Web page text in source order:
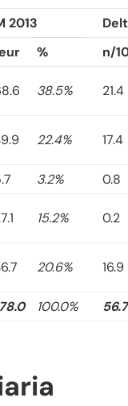
2013
%
n/
38.5% 21.4
22.4% 17.4
3.2%
0.8
15.2% 0.2
20.6% 16.9
100.0% 56.7